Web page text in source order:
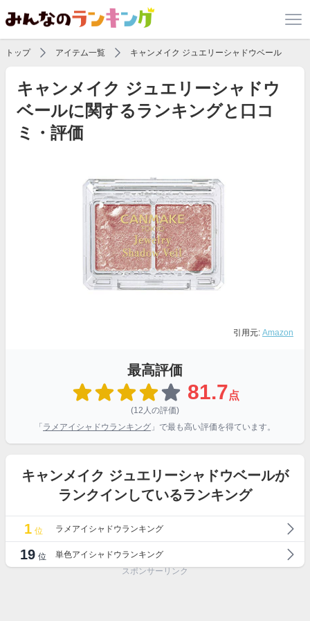
トップ アイテム一覧 キャンメイク ジュエリーシャドウベール
キャンメイク ジュエリーシャドウ
ベールに関するランキングと口コ
ミ・評価
引用元: Amazon
最高評価
81.7点
(12人の評価)
「 ラメアイシャドウランキング 」で最も高い評価を得ています。
キャンメイク ジュエリーシャドウベールが
ランクインしているランキング
1 位 ラメアイシャドウランキング
19 位
単色アイシャドウランキング
スポンサーリンク